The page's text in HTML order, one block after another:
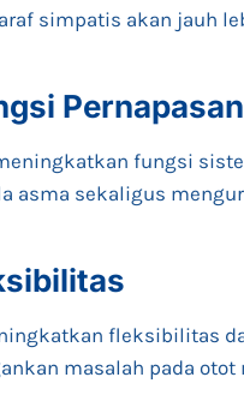
simpatis akan jauh
Pernapasan
fungsi
asma sekaligus
fleksibilitas
masalah pada otot